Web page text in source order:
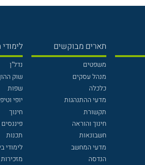
תארים מבוקשים
משפטים
מנהל עסקים
כלכלה
מדעי ההתנהגות
תקשורת
חינוך והוראה
חשבונאות
מדעי המחשב
הנדסה
נדל"ן
שוק
שפות
יופי
חינוך
פיננסים
תכנות
לימודי
מזכירות